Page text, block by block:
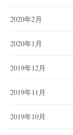
2020年2月
2020年1月
2019年12月
2019年11月
2019年10月